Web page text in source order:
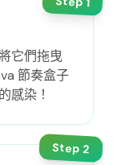
它們拖曳
節奏盒子
感染！
Step2